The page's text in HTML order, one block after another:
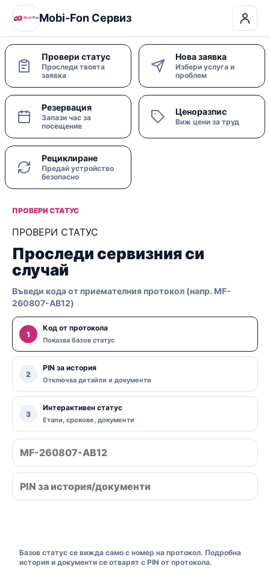
Mobi-Fon Сервиз
Провери статус
Проследи твоята
заявка
Нова заявка
Избери услуга и
проблем
Резервация
Запази час за
посещение
Ценоразпис
Виж цени за труд
Рециклиране
Предай устройство
безопасно
ПРОВЕРИ СТАТУС
ПРОВЕРИ СТАТУС
Проследи сервизния си
случай
Въведи кода от приемателния протокол (напр. MF-
260807-AB12)
1
Код от протокола
Показва базов статус
2
PIN за история
Отключва детайли и документи
3
Интерактивен статус
Етапи, срокове, документи
Базов статус се вижда само с номер на протокол. Подробна
история и документи се отварят с PIN от протокола.